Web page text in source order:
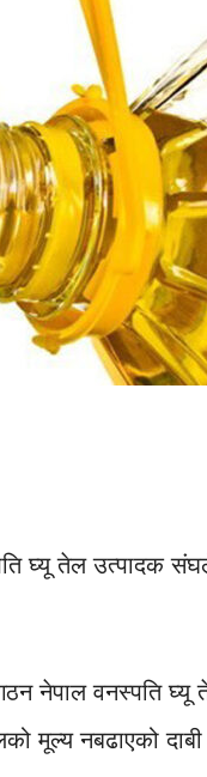
घ्यू तेल उत्पादक
नेपाल वनस्पति घ्यू
मूल्य नबढाएको दाबी